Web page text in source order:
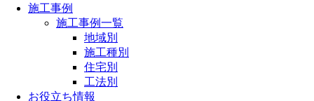
施工事例
施工事例一覧
地域別
施工種別
住宅別
工法別
お役立ち情報